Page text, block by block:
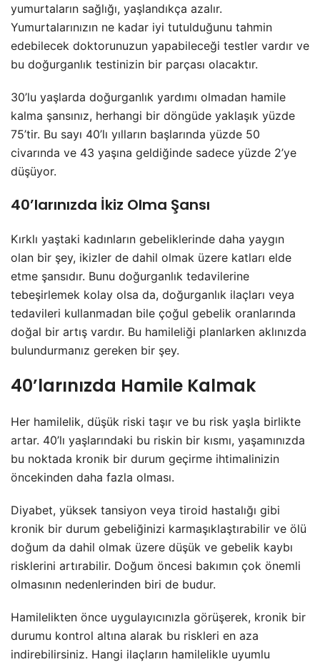
yumurtaların sağlığı, yaşlandıkça azalır.
Yumurtalarınızın ne kadar iyi tutulduğunu tahmin
edebilecek doktorunuzun yapabileceği testler vardır ve
bu doğurganlık testinizin bir parçası olacaktır.
30’lu yaşlarda doğurganlık yardımı olmadan hamile
kalma şansınız, herhangi bir döngüde yaklaşık yüzde
75’tir. Bu sayı 40’lı yılların başlarında yüzde 50
civarında ve 43 yaşına geldiğinde sadece yüzde 2’ye
düşüyor.
40’larınızda İkiz Olma Şansı
Kırklı yaştaki kadınların gebeliklerinde daha yaygın
olan bir şey, ikizler de dahil olmak üzere katları elde
etme şansıdır. Bunu doğurganlık tedavilerine
tebeşirlemek kolay olsa da, doğurganlık ilaçları veya
tedavileri kullanmadan bile çoğul gebelik oranlarında
doğal bir artış vardır. Bu hamileliği planlarken aklınızda
bulundurmanız gereken bir şey.
40’larınızda Hamile Kalmak
Her hamilelik, düşük riski taşır ve bu risk yaşla birlikte
artar. 40’lı yaşlarındaki bu riskin bir kısmı, yaşamınızda
bu noktada kronik bir durum geçirme ihtimalinizin
öncekinden daha fazla olması.
Diyabet, yüksek tansiyon veya tiroid hastalığı gibi
kronik bir durum gebeliğinizi karmaşıklaştırabilir ve ölü
doğum da dahil olmak üzere düşük ve gebelik kaybı
risklerini artırabilir. Doğum öncesi bakımın çok önemli
olmasının nedenlerinden biri de budur.
Hamilelikten önce uygulayıcınızla görüşerek, kronik bir
durumu kontrol altına alarak bu riskleri en aza
indirebilirsiniz. Hangi ilaçların hamilelikle uyumlu